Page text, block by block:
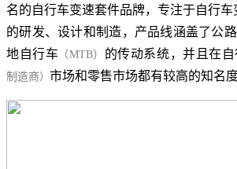
名的自行车变速套件品牌，专注于自行
的研发、设计和制造，产品线涵盖了公
地自行车 （MTB） 的传动系统，并且在
制造商） 市场和零售市场都有较高的知名度